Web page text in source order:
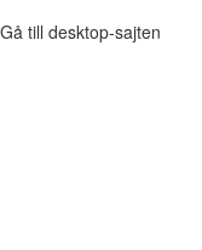
Gå till desktop-sajten